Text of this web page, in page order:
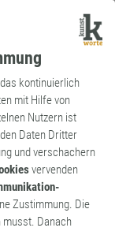
kontinuierlich
mit Hilfe von
Nutzern ist
Daten Dritter
und verschachern
vervenden
Zustimmung. Die
musst. Danach
Archaismus